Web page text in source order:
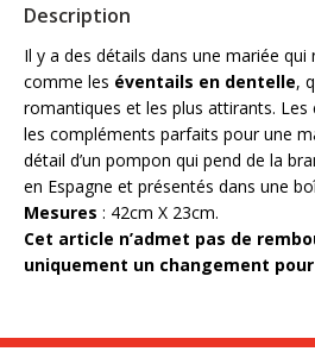
Description
Il y a des détails dans une mariée
comme les éventails en dentelle,
romantiques et les plus attirants.
les compléments parfaits pour une
détail d’un pompon qui pend de la
en Espagne et présentés dans une
Mesures : 42cm X 23cm.
Cet article n’admet pas de
uniquement un changement